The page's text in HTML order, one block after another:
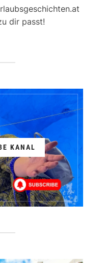
dir passt!
KANAL